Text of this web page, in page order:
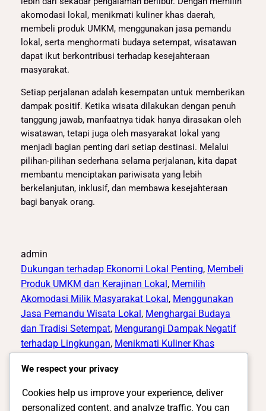
akomodasi lokal, menikmati kuliner khas daerah,
membeli produk UMKM, menggunakan jasa pemandu
lokal, serta menghormati budaya setempat, wisatawan
dapat ikut berkontribusi terhadap kesejahteraan
masyarakat.
Setiap perjalanan adalah kesempatan untuk memberikan
dampak positif. Ketika wisata dilakukan dengan penuh
tanggung jawab, manfaatnya tidak hanya dirasakan oleh
wisatawan, tetapi juga oleh masyarakat lokal yang
menjadi bagian penting dari setiap destinasi. Melalui
pilihan-pilihan sederhana selama perjalanan, kita dapat
membantu menciptakan pariwisata yang lebih
berkelanjutan, inklusif, dan membawa kesejahteraan
bagi banyak orang.
admin
Dukungan terhadap Ekonomi Lokal Penting, Membeli
Produk UMKM dan Kerajinan Lokal, Memilih
Akomodasi Milik Masyarakat Lokal, Menggunakan
Jasa Pemandu Wisata Lokal, Menghargai Budaya
dan Tradisi Setempat, Mengurangi Dampak Negatif
terhadap Lingkungan, Menikmati Kuliner Khas
We respect your privacy
Cookies help us improve your experience, deliver
personalized content, and analyze traffic. You can